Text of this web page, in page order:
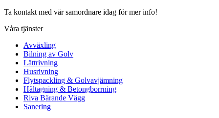
Ta kontakt med vår samordnare idag för mer info!
Våra tjänster
Avväxling
Bilning av Golv
Lättrivning
Husrivning
Flytspackling & Golvavjämning
Håltagning & Betongborrning
Riva Bärande Vägg
Sanering